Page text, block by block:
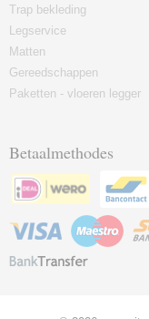
Trap bekleding
Legservice
Matten
Gereedschappen
Paketten - vloeren legger
Betaalmethodes